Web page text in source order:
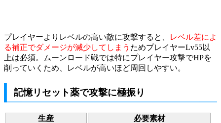
プレイヤーよりレベルの高い敵に攻撃すると、
レベル差によ
る補正でダメージが減少してしまう ためプレイヤーLv55以
上は必須。ムーンロード戦では特にプレイヤー攻撃でHPを
削っていくため、レベルが高いほど周回しやすい。
記憶リセット薬で攻撃に極振り
生産 必要素材